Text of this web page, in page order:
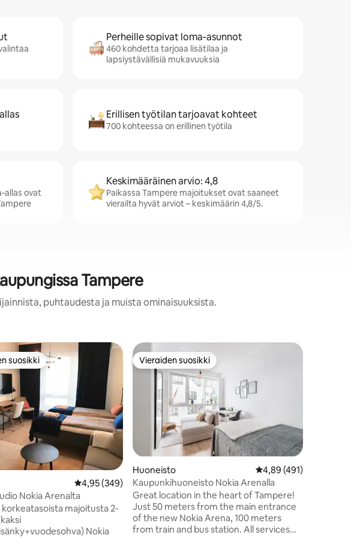
Perheille sopivat loma-asunnot
460 kohdetta tarjoaa lisätilaa ja
lapsiystävällisiä mukavuuksia
Erillisen työtilan tarjoavat kohteet
700 kohteessa on erillinen työtila
allas ovat
Keskimääräinen arvio: 4,8
Paikassa Tampere majoitukset ovat saaneet
vierailta hyvät arviot – keskimäärin 4,8/5.
Tampere
puhtaudesta ja muista ominaisuuksista.
5, 335 arvostelua
parhaimmistoa
suosikki
Keskimääräinen arvio 4,95/5, 349 arvostelua
4,95 (349)
Nokia Arenalta
majoitusta 2-
Nokia
Vieraiden suosikki
Vieraiden suosikki
Huoneisto Keskimääräinen arvio
4,89 (491)
Kaupunkihuoneisto Nokia Arenalla
Great location in the heart of Tampere!
Just 50 meters from the main entrance
of the new Nokia Arena, 100 meters
from train and bus station. All services